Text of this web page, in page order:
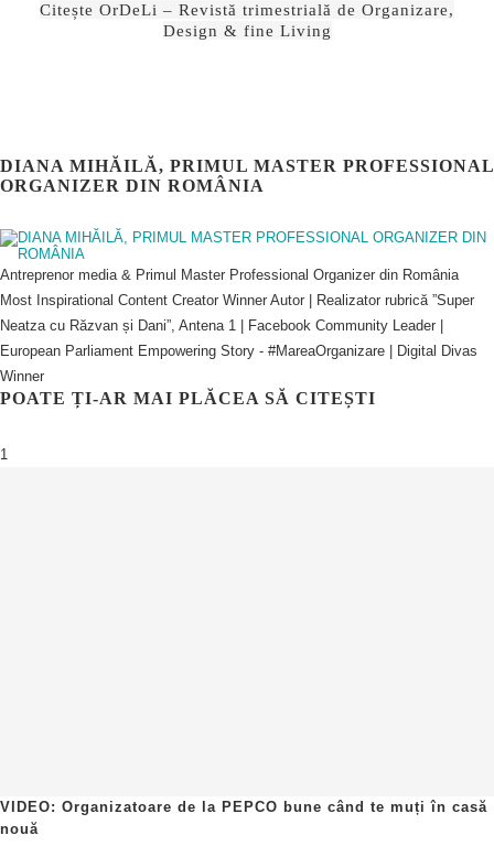
Citește OrDeLi – Revistă trimestrială de Organizare,
Design & fine Living
DIANA MIHĂILĂ, PRIMUL MASTER PROFESSIONAL
ORGANIZER DIN ROMÂNIA
Antreprenor media & Primul Master Professional Organizer din România
Most Inspirational Content Creator Winner Autor | Realizator rubrică ”Super
Neatza cu Răzvan și Dani”, Antena 1 | Facebook Community Leader |
European Parliament Empowering Story - #MareaOrganizare | Digital Divas
Winner
POATE ȚI-AR MAI PLĂCEA SĂ CITEȘTI
1
VIDEO: Organizatoare de la PEPCO bune când te muți în casă
nouă